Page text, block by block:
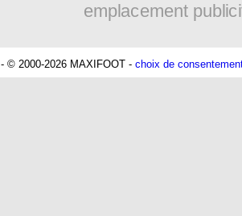
emplacement
- © 2000-2026 MAXIFOOT - choix de